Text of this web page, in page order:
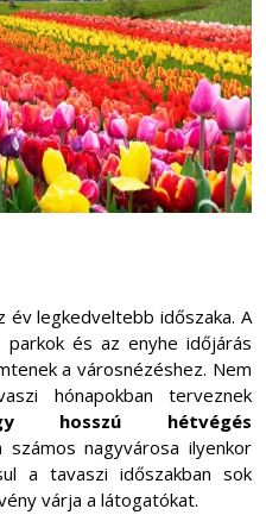
év legkedveltebb időszaka. A
parkok és az enyhe időjárás
a városnézéshez. Nem
hónapokban terveznek
hosszú hétvégés
számos nagyvárosa ilyenkor
a tavaszi időszakban sok
várja a látogatókat.